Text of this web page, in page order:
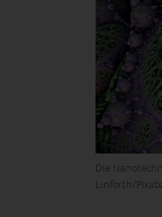
Die
Linforth/